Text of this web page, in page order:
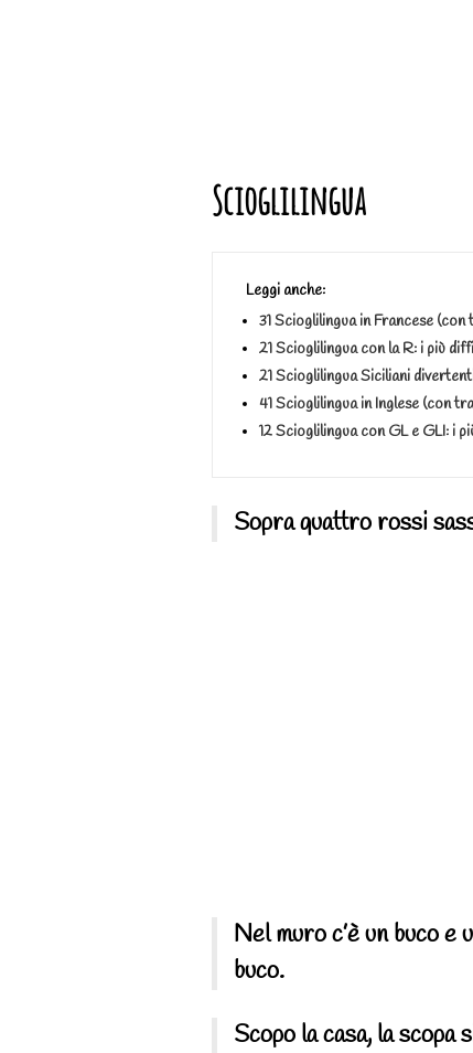
Scioglilingua
Leggi anche:
31 Scioglilingua in Francese
21 Scioglilingua con la R: i più
21 Scioglilingua Siciliani
41 Scioglilingua in Inglese (con
12 Scioglilingua con GL e GLI: i
Sopra quattro rossi
Nel muro c’è un buco
buco.
Scopo la casa, la scopa